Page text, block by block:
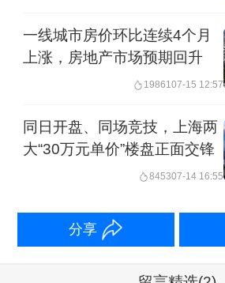
一线城市房价环比连续4个月
上涨，房地产市场预期回升
1986107-15 12:57
同日开盘、同场竞技，上海两
大“30万元单价”楼盘正面交锋
845307-14 16:55
分享